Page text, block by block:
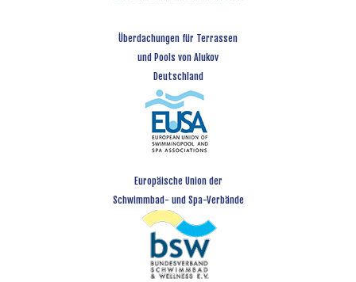
Überdachungen für Terrassen
und Pools von Alukov
Deutschland
Europäische Union der
Schwimmbad- und Spa-Verbände